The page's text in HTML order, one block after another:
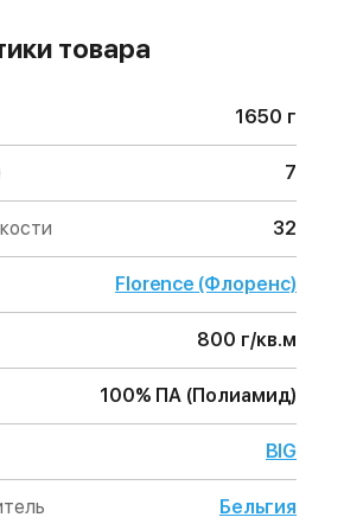
товара
1650 г
7
32
Florence (Флоренс)
800 г/кв.м
100% ПА (Полиамид)
BIG
Бельгия